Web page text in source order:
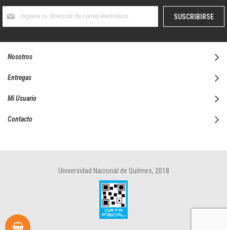
boletín
SUSCRIBIRSE
Nosotros
Entregas
Mi Usuario
Contacto
Universidad Nacional de Quilmes, 2018